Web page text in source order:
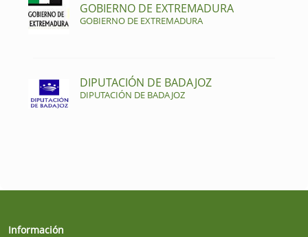
GOBIERNO DE EXTREMADURA
GOBIERNO DE EXTREMADURA
DIPUTACIÓN DE BADAJOZ
DIPUTACIÓN DE BADAJOZ
Información